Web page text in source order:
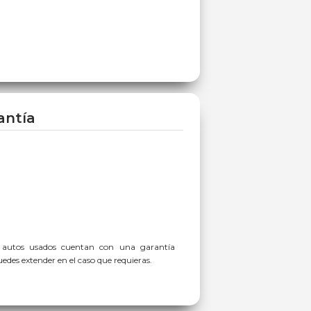
usados cuentan con una garantía
extender en el caso que requieras.